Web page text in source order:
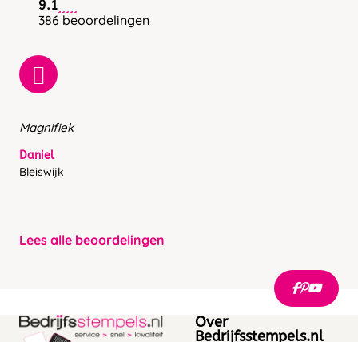
9.1
386 beoordelingen
Magnifiek
Daniel
Bleiswijk
Lees alle beoordelingen
Over
Bedrijfsstempels.nl